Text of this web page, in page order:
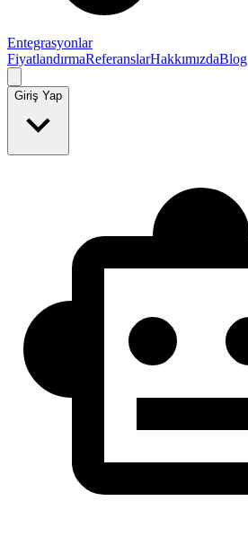
Entegrasyonlar
FiyatlandırmaReferanslarHakkımızdaBlog
Giriş Yap